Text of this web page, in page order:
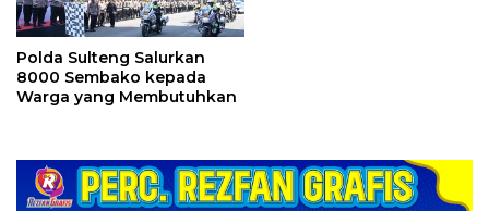
Polda Sulteng Salurkan
8000 Sembako kepada
Warga yang Membutuhkan